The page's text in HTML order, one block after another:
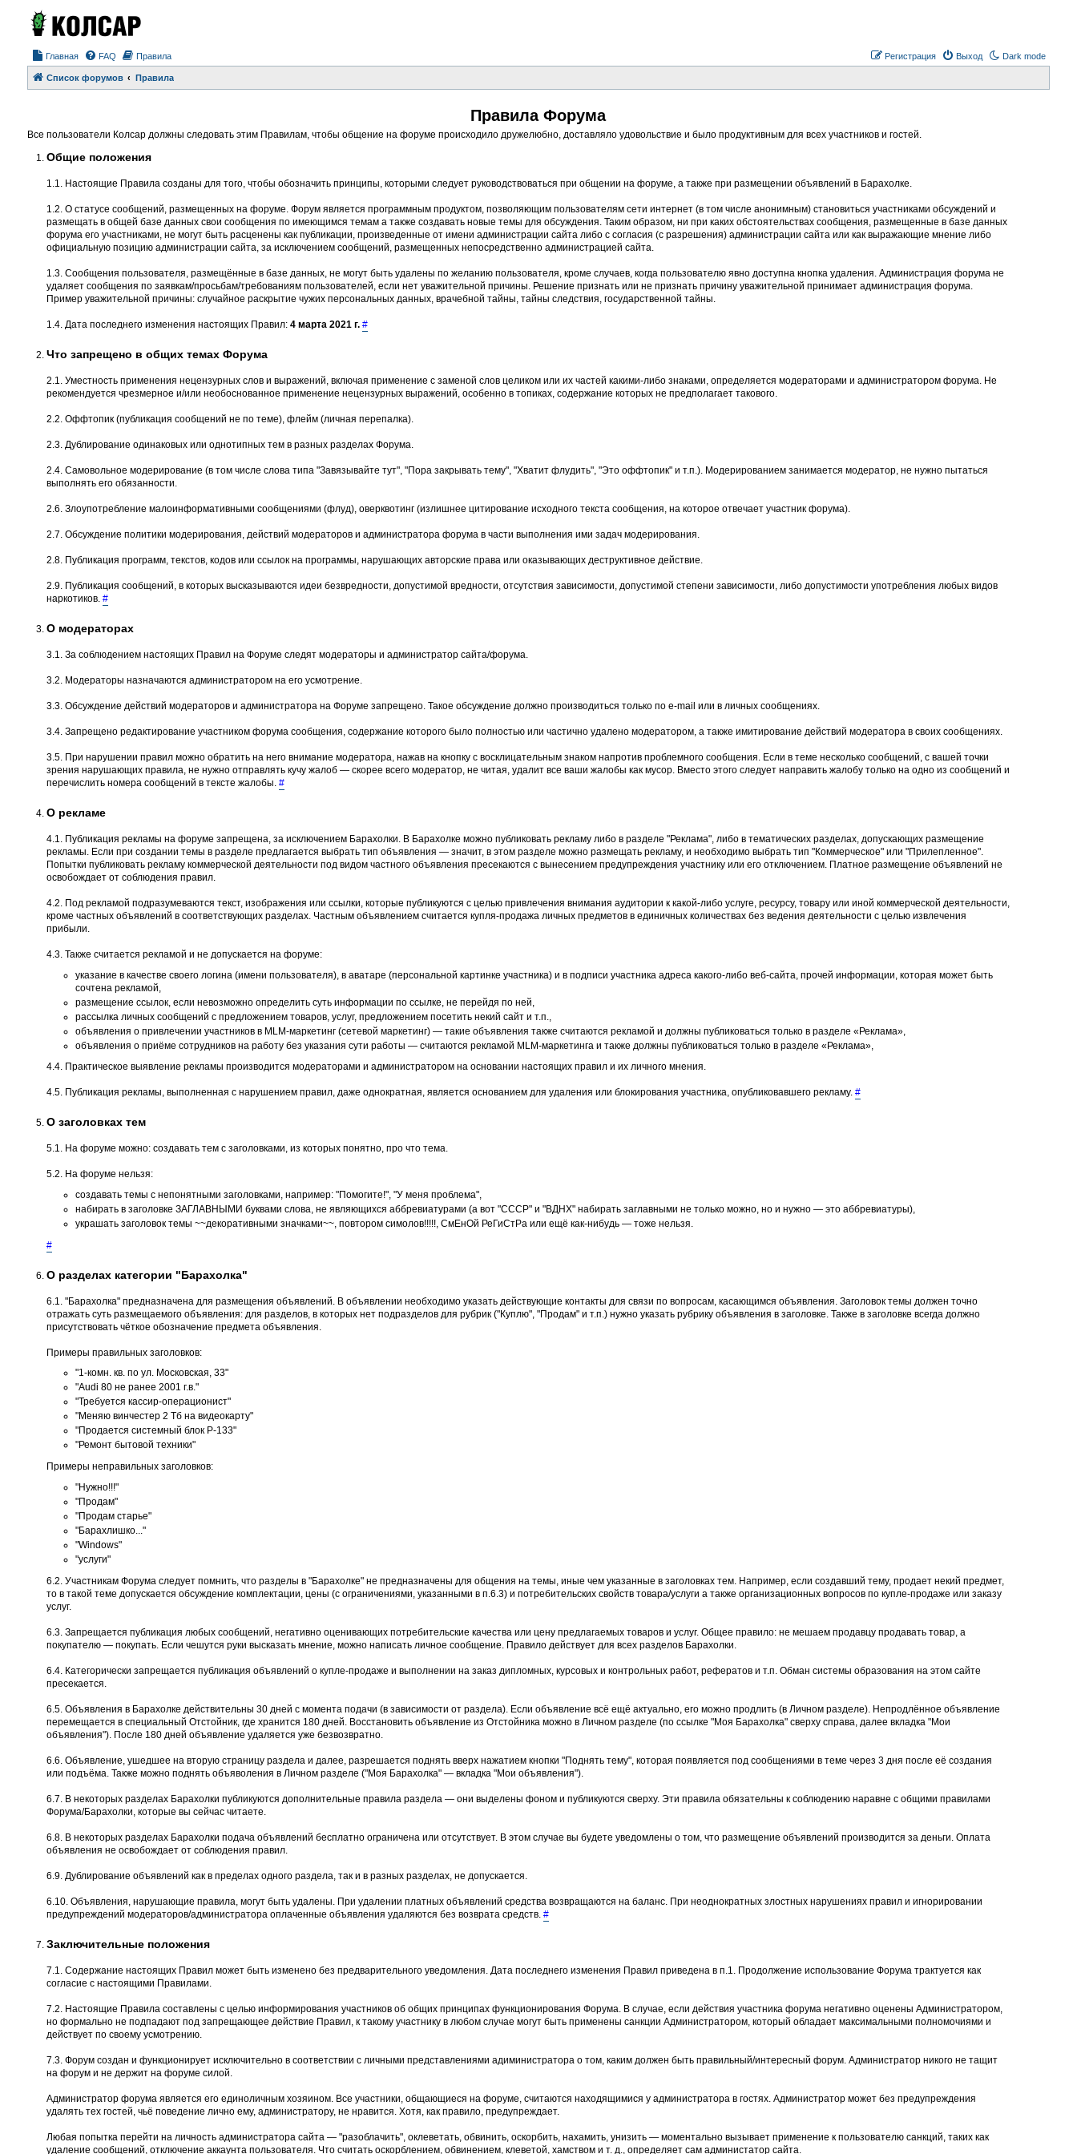
Главная Dark mode
FAQ Правила Выход
Регистрация
Список форумов Правила
Правила Форума
Все пользователи Колсар должны следовать этим Правилам, чтобы общение на форуме происходило дружелюбно, доставляло удовольствие и было продуктивным для всех участников и гостей.
Общие положения
1.1. Настоящие Правила созданы для того, чтобы обозначить принципы, которыми следует руководствоваться при общении на форуме, а также при размещении объявлений в Барахолке.
1.2. О статусе сообщений, размещенных на форуме. Форум является программным продуктом, позволяющим пользователям сети интернет (в том числе анонимным) становиться участниками обсуждений и
размещать в общей базе данных свои сообщения по имеющимся темам а также создавать новые темы для обсуждения. Таким образом, ни при каких обстоятельствах сообщения, размещенные в базе данных
форума его участниками, не могут быть расценены как публикации, произведенные от имени администрации сайта либо с согласия (с разрешения) администрации сайта или как выражающие мнение либо
официальную позицию администрации сайта, за исключением сообщений, размещенных непосредственно администрацией сайта.
1.3. Сообщения пользователя, размещённые в базе данных, не могут быть удалены по желанию пользователя, кроме случаев, когда пользователю явно доступна кнопка удаления. Администрация форума не
удаляет сообщения по заявкам/просьбам/требованиям пользователей, если нет уважительной причины. Решение признать или не признать причину уважительной принимает администрация форума.
Пример уважительной причины: случайное раскрытие чужих персональных данных, врачебной тайны, тайны следствия, государственной тайны.
1.4. Дата последнего изменения настоящих Правил: 4 марта 2021 г. #
Что запрещено в общих темах Форума
2.1. Уместность применения нецензурных слов и выражений, включая применение с заменой слов целиком или их частей какими-либо знаками, определяется модераторами и администратором форума. Не
рекомендуется чрезмерное и/или необоснованное применение нецензурных выражений, особенно в топиках, содержание которых не предполагает такового.
2.2. Оффтопик (публикация сообщений не по теме), флейм (личная перепалка).
2.3. Дублирование одинаковых или однотипных тем в разных разделах Форума.
2.4. Самовольное модеpиpование (в том числе слова типа "Завязывайте тут", "Пора закрывать тему", "Хватит флудить", "Это оффтопик" и т.п.). Модерированием занимается модератор, не нужно пытаться
выполнять его обязанности.
2.6. Злоупотребление малоинформативными сообщениями (флуд), оверквотинг (излишнее цитирование исходного текста сообщения, на которое отвечает участник форума).
2.7. Обсуждение политики модерирования, действий модеpатоpов и администратора форума в части выполнения ими задач модерирования.
2.8. Публикация программ, текстов, кодов или ссылок на программы, нарушающих авторские права или оказывающих деструктивное действие.
2.9. Публикация сообщений, в которых высказываются идеи безвредности, допустимой вредности, отсутствия зависимости, допустимой степени зависимости, либо допустимости употребления любых видов
наркотиков. #
О модераторах
3.1. За соблюдением настоящих Правил на Форуме следят модераторы и администратор сайта/форума.
3.2. Модераторы назначаются администратором на его усмотрение.
3.3. Обсуждение действий модераторов и администратора на Форуме запрещено. Такое обсуждение должно производиться только по e-mail или в личных сообщениях.
3.4. Запрещено редактирование участником форума сообщения, содержание которого было полностью или частично удалено модератором, а также имитирование действий модератора в своих сообщениях.
3.5. При нарушении правил можно обратить на него внимание модератора, нажав на кнопку с восклицательным знаком напротив проблемного сообщения. Если в теме несколько сообщений, с вашей точки
зрения нарушающих правила, не нужно отправлять кучу жалоб — скорее всего модератор, не читая, удалит все ваши жалобы как мусор. Вместо этого следует направить жалобу только на одно из сообщений и
перечислить номера сообщений в тексте жалобы. #
О рекламе
4.1. Публикация рекламы на форуме запрещена, за исключением Барахолки. В Барахолке можно публиковать рекламу либо в разделе "Реклама", либо в тематических разделах, допускающих размещение
рекламы. Если при создании темы в разделе предлагается выбрать тип объявления — значит, в этом разделе можно размещать рекламу, и необходимо выбрать тип "Коммерческое" или "Прилепленное".
Попытки публиковать рекламу коммерческой деятельности под видом частного объявления пресекаются с вынесением предупреждения участнику или его отключением. Платное размещение объявлений не
освобождает от соблюдения правил.
4.2. Под рекламой подразумеваются текст, изображения или ссылки, которые публикуются с целью привлечения внимания аудитории к какой-либо услуге, ресурсу, товару или иной коммерческой деятельности,
кроме частных объявлений в соответствующих разделах. Частным объявлением считается купля-продажа личных предметов в единичных количествах без ведения деятельности с целью извлечения
прибыли.
4.3. Также считается рекламой и не допускается на форуме:
указание в качестве своего логина (имени пользователя), в аватаре (персональной картинке участника) и в подписи участника адреса какого-либо веб-сайта, прочей информации, которая может быть
сочтена рекламой,
размещение ссылок, если невозможно определить суть информации по ссылке, не перейдя по ней,
рассылка личных сообщений с предложением товаров, услуг, предложением посетить некий сайт и т.п.,
объявления о привлечении участников в MLM-маркетинг (сетевой маркетинг) — такие объявления также считаются рекламой и должны публиковаться только в разделе «Реклама»,
объявления о приёме сотрудников на работу без указания сути работы — считаются рекламой MLM-маркетинга и также должны публиковаться только в разделе «Реклама»,
4.4. Практическое выявление рекламы производится модераторами и администратором на основании настоящих правил и их личного мнения.
4.5. Публикация рекламы, выполненная с нарушением правил, даже однократная, является основанием для удаления или блокирования участника, опубликовавшего рекламу. #
О заголовках тем
5.1. На форуме можно: создавать тем с заголовками, из которых понятно, про что тема.
5.2. На форуме нельзя:
создавать темы с непонятными заголовками, например: "Помогите!", "У меня проблема",
набирать в заголовке ЗАГЛАВНЫМИ буквами слова, не являющихся аббревиатурами (а вот "СССР" и "ВДНХ" набирать заглавными не только можно, но и нужно — это аббревиатуры),
украшать заголовок темы ~~декоративными значками~~, повтором симолов!!!!!, СмЕнОй РеГиСтРа или ещё как-нибудь — тоже нельзя.
#
О разделах категории "Барахолка"
6.1. "Барахолка" предназначена для размещения объявлений. В объявлении необходимо указать действующие контакты для связи по вопросам, касающимся объявления. Заголовок темы должен точно
отражать суть размещаемого объявления: для разделов, в которых нет подразделов для рубрик ("Куплю", "Продам" и т.п.) нужно указать рубрику объявления в заголовке. Также в заголовке всегда должно
присутствовать чёткое обозначение предмета объявления.
Примеры правильных заголовков:
"1-комн. кв. по ул. Московская, 33"
"Audi 80 не ранее 2001 г.в."
"Требуется кассир-операционист"
"Меняю винчестер 2 Тб на видеокарту"
"Продается системный блок P-133"
"Ремонт бытовой техники"
Примеры неправильных заголовков:
"Нужно!!!"
"Продам"
"Продам старье"
"Барахлишко..."
"Windows"
"услуги"
6.2. Участникам Форума следует помнить, что разделы в "Барахолке" не предназначены для общения на темы, иные чем указанные в заголовках тем. Например, если создавший тему, продает некий предмет,
то в такой теме допускается обсуждение комплектации, цены (с ограничениями, указанными в п.6.3) и потребительских свойств товара/услуги а также организационных вопросов по купле-продаже или заказу
услуг.
6.3. Запрещается публикация любых сообщений, негативно оценивающих потребительские качества или цену предлагаемых товаров и услуг. Общее правило: не мешаем продавцу продавать товар, а
покупателю — покупать. Если чешутся руки высказать мнение, можно написать личное сообщение. Правило действует для всех разделов Барахолки.
6.4. Категорически запрещается публикация объявлений о купле-продаже и выполнении на заказ дипломных, курсовых и контрольных работ, рефератов и т.п. Обман системы образования на этом сайте
пресекается.
6.5. Объявления в Барахолке действительны 30 дней с момента подачи (в зависимости от раздела). Если объявление всё ещё актуально, его можно продлить (в Личном разделе). Непродлённое объявление
перемещается в специальный Отстойник, где хранится 180 дней. Восстановить объявление из Отстойника можно в Личном разделе (по ссылке "Моя Барахолка" сверху справа, далее вкладка "Мои
объявления"). После 180 дней объявление удаляется уже безвозвратно.
6.6. Объявление, ушедшее на вторую страницу раздела и далее, разрешается поднять вверх нажатием кнопки "Поднять тему", которая появляется под сообщениями в теме через 3 дня после её создания
или подъёма. Также можно поднять объяволения в Личном разделе ("Моя Барахолка" — вкладка "Мои объявления").
6.7. В некоторых разделах Барахолки публикуются дополнительные правила раздела — они выделены фоном и публикуются сверху. Эти правила обязательны к соблюдению наравне с общими правилами
Форума/Барахолки, которые вы сейчас читаете.
6.8. В некоторых разделах Барахолки подача объявлений бесплатно ограничена или отсутствует. В этом случае вы будете уведомлены о том, что размещение объявлений производится за деньги. Оплата
объявления не освобождает от соблюдения правил.
6.9. Дублирование объявлений как в пределах одного раздела, так и в разных разделах, не допускается.
6.10. Объявления, нарушающие правила, могут быть удалены. При удалении платных объявлений средства возвращаются на баланс. При неоднократных злостных нарушениях правил и игнорировании
предупреждений модераторов/администратора оплаченные объявления удаляются без возврата средств. #
Заключительные положения
7.1. Содержание настоящих Правил может быть изменено без предварительного уведомления. Дата последнего изменения Правил приведена в п.1. Продолжение использование Форума трактуется как
согласие с настоящими Правилами.
7.2. Настоящие Правила составлены с целью информирования участников об общих принципах функционирования Форума. В случае, если действия участника форума негативно оценены Администратором,
но формально не подпадают под запрещающее действие Правил, к такому участнику в любом случае могут быть применены санкции Администратором, который обладает максимальными полномочиями и
действует по своему усмотрению.
7.3. Форум создан и функционирует исключительно в соответствии с личными представлениями адиминистратора о том, каким должен быть правильный/интересный форум. Администратор никого не тащит
на форум и не держит на форуме силой.
Администратор форума является его единоличным хозяином. Все участники, общающиеся на форуме, считаются находящимися у администратора в гостях. Администратор может без предупреждения
удалять тех гостей, чьё поведение лично ему, администратору, не нравится. Хотя, как правило, предупреждает.
Любая попытка перейти на личность администратора сайта — "разоблачить", оклеветать, обвинить, оскорбить, нахамить, унизить — моментально вызывает применение к пользователю санкций, таких как
удаление сообщений, отключение аккаунта пользователя. Что считать оскорблением, обвинением, клеветой, хамством и т. д., определяет сам администатор сайта.